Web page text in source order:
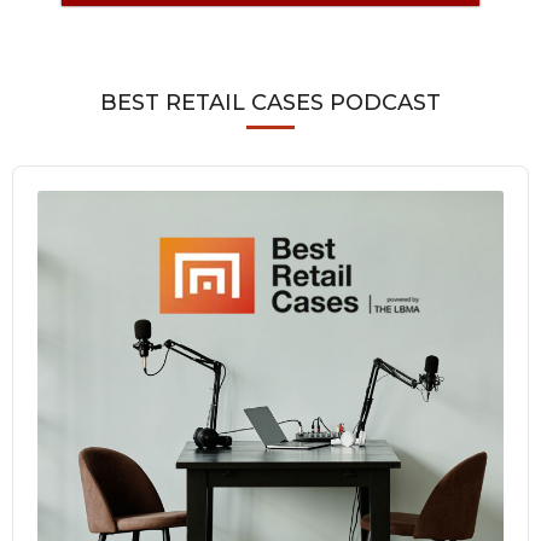
BEST RETAIL CASES PODCAST
Audio
Player